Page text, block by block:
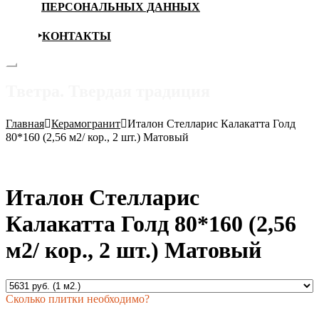
ПЕРСОНАЛЬНЫХ ДАННЫХ
КОНТАКТЫ
Главная Керамогранит Италон Стелларис Калакатта Голд
80*160 (2,56 м2/ кор., 2 шт.) Матовый
Италон Стелларис
Калакатта Голд 80*160 (2,56
м2/ кор., 2 шт.) Матовый
Сколько плитки необходимо?